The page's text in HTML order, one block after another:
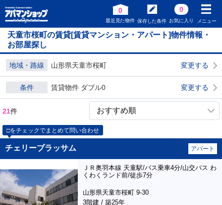
0
最近見た物件 保存した条件
0
お気に入り メニュー
天童市桜町の賃貸[賃貸マンション・アパート]物件情報・
お部屋探し
地域・路線 山形県天童市桜町 変更する
条件 賃貸物件 ダブル0 変更する
21件
□をチェックでまとめて問い合わせ
チェリーブラッサム アパート
ＪＲ奥羽本線 天童駅/バス乗車4分/山交バス わ
くわくランド前/徒歩7分
山形県天童市桜町 9-30
3階建 / 築25年